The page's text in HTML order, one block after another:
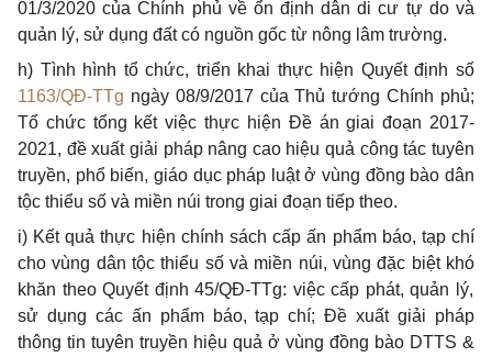
01/3/2020 của Chính phủ về ổn định dân di cư tự do và
quản lý, sử dụng đấtcó nguồn gốc từ nông lâm trường.
h) Tình hình tổ chức, triển khai thực hiện Quyết định số
1163/QĐ-TTg ngày 08/9/2017 củaThủ tướng Chính phủ;
Tổ chức tổng kết việc thực hiện Đề án giai đoạn 2017-
2021, đề xuất giải pháp nâng cao hiệu quả công tác tuyên
truyền, phổ biến, giáo dục pháp luật ở vùng đồng bào dân
tộc thiểu số và miền núi trong giai đoạn tiếp theo.
i) Kết quả thực hiện chính sách cấpấn phẩmbáo, tạp chí
cho vùng dân tộc thiểu số và miền núi, vùng đặc biệt khó
khăn theo Quyết định 45/QĐ-TTg: việc cấp phát, quản lý,
sử dụng các ấn phẩm báo, tạp chí; Đề xuất giải pháp
thông tin tuyên truyền hiệu quả ở vùng đồng bào DTTS &